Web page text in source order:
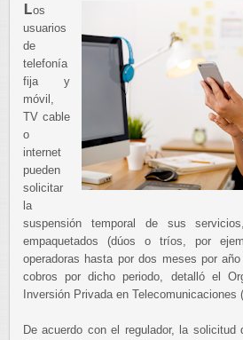
Los
usuarios
de
telefonía
fija y
móvil,
TV cable
o
internet
pueden
solicitar
la
suspensión temporal de sus
empaquetados (dúos o tríos, por
operadoras hasta por dos meses por
cobros por dicho periodo, detalló el
Inversión Privada en Telecomunicaciones
De acuerdo con el regulador, la solicitud